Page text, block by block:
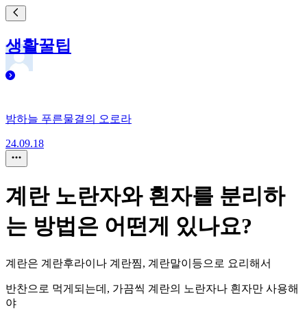
생활꿀팁
밤하늘 푸른물결의 오로라
24.09.18
계란 노란자와 흰자를 분리하
는 방법은 어떤게 있나요?
계란은 계란후라이나 계란찜, 계란말이등으로 요리해서
반찬으로 먹게되는데, 가끔씩 계란의 노란자나 흰자만 사용해
야